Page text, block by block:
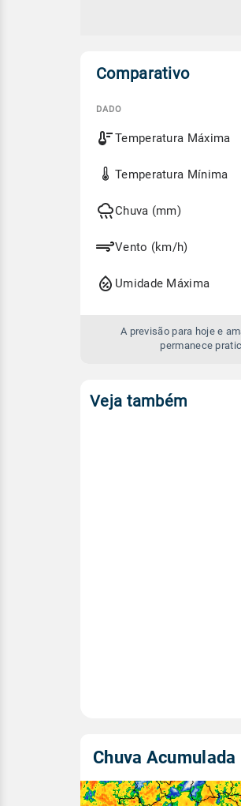
Comparativo
Comparativo
entre
previsão
amanhã
DADO
Temperatura Máxima
Temperatura Mínima
Chuva (mm)
Vento (km/h)
Umidade Máxima
A previsão para hoje e
permanece
Veja também
Chuva Acumulada